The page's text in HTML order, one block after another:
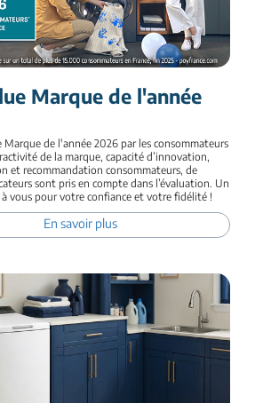
Marque de l'année
Marque de l'année 2026 par les consommateurs
de la marque, capacité d’innovation,
et recommandation consommateurs, de
sont pris en compte dans l’évaluation. Un
à vous pour votre confiance et votre fidélité !
En savoir plus